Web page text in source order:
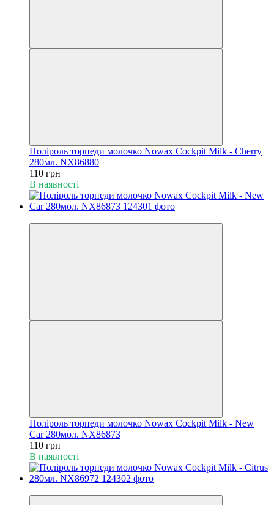
Поліроль торпеди молочко Nowax Cockpit Milk - Cherry
280мл. NX86880
110 грн
В наявності
Поліроль торпеди молочко Nowax Cockpit Milk - New
Car 280мол. NX86873
110 грн
В наявності